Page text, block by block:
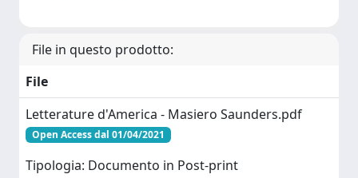
File in questo prodotto:
File
Letterature d'America - Masiero Saunders.pdf
Open Access dal 01/04/2021
Tipologia: Documento in Post-print